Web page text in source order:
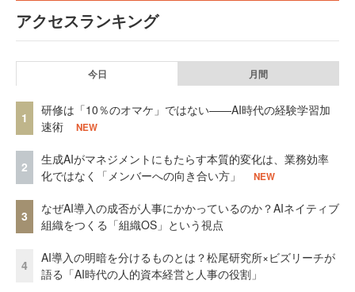
アクセスランキング
今日 月間
1
研修は「10％のオマケ」ではない——AI時代の経験学習加
速術
NEW
2
生成AIがマネジメントにもたらす本質的変化は、業務効率
化ではなく「メンバーへの向き合い方」
NEW
3
なぜAI導入の成否が人事にかかっているのか？AIネイティブ
組織をつくる「組織OS」という視点
4
AI導入の明暗を分けるものとは？松尾研究所×ビズリーチが
語る「AI時代の人的資本経営と人事の役割」